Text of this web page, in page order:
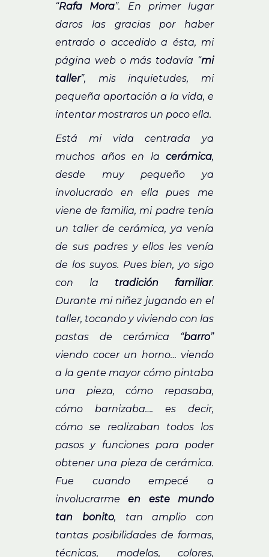
“Rafa Mora”. En primer lugar
daros las gracias por haber
entrado o accedido a ésta, mi
página web o más todavía “mi
taller”, mis inquietudes, mi
pequeña aportación a la vida, e
intentar mostraros un poco ella.
Está mi vida centrada ya
muchos años en la cerámica,
desde muy pequeño ya
involucrado en ella pues me
viene de familia, mi padre tenía
un taller de cerámica, ya venía
de sus padres y ellos les venía
de los suyos. Pues bien, yo sigo
con la tradición familiar.
Durante mi niñez jugando en el
taller, tocando y viviendo con las
pastas de cerámica “barro”
viendo cocer un horno… viendo
a la gente mayor cómo pintaba
una pieza, cómo repasaba,
cómo barnizaba…. es decir,
cómo se realizaban todos los
pasos y funciones para poder
obtener una pieza de cerámica.
Fue cuando empecé a
involucrarmeen este mundo
tan bonito, tan amplio con
tantas posibilidades de formas,
técnicas, modelos, colores,